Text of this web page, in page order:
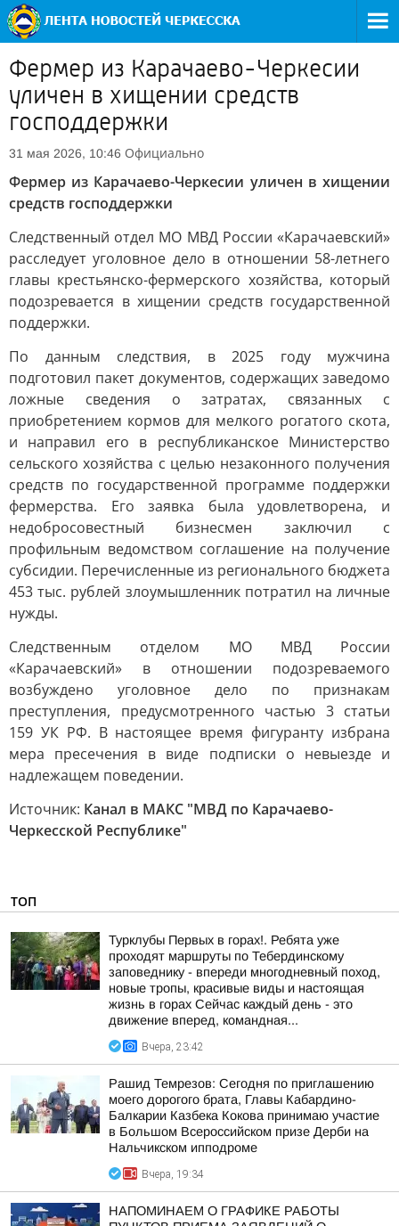
Фермер из Карачаево-Черкесии
уличен в хищении средств
господдержки
31 мая 2026, 10:46 Официально
Фермер из Карачаево-Черкесии уличен в хищении
средств господдержки
Следственный отдел МО МВД России «Карачаевский»
расследует уголовное дело в отношении 58-летнего
главы крестьянско-фермерского хозяйства, который
подозревается в хищении средств государственной
поддержки.
По данным следствия, в 2025 году мужчина
подготовил пакет документов, содержащих заведомо
ложные сведения о затратах, связанных с
приобретением кормов для мелкого рогатого скота,
и направил его в республиканское Министерство
сельского хозяйства с целью незаконного получения
средств по государственной программе поддержки
фермерства. Его заявка была удовлетворена, и
недобросовестный бизнесмен заключил с
профильным ведомством соглашение на получение
субсидии. Перечисленные из регионального бюджета
453 тыс. рублей злоумышленник потратил на личные
нужды.
Следственным отделом МО МВД России
«Карачаевский» в отношении подозреваемого
возбуждено уголовное дело по признакам
преступления, предусмотренного частью 3 статьи
159 УК РФ. В настоящее время фигуранту избрана
мера пресечения в виде подписки о невыезде и
надлежащем поведении.
Источник: Канал в МАКС "МВД по Карачаево-
Черкесской Республике"
ТОП
Турклубы Первых в горах!. Ребята уже
проходят маршруты по Тебердинскому
заповеднику - впереди многодневный поход,
новые тропы, красивые виды и настоящая
жизнь в горах Сейчас каждый день - это
движение вперед, командная...
Вчера, 23:42
Рашид Темрезов: Сегодня по приглашению
моего дорогого брата, Главы Кабардино-
Балкарии Казбека Кокова принимаю участие
в Большом Всероссийском призе Дерби на
Нальчикском ипподроме
Вчера, 19:34
НАПОМИНАЕМ О ГРАФИКЕ РАБОТЫ